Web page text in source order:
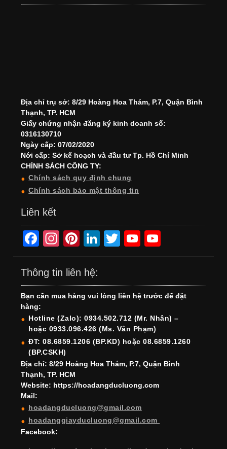
Địa chỉ trụ sở: 8/29 Hoàng Hoa Thám, P.7, Quận Bình
Thạnh, TP. HCM
Giấy chứng nhận đăng ký kinh doanh số:
0316130710
Ngày cấp: 07/02/2020
Nới cấp: Sở kế hoạch và đầu tư Tp. Hồ Chí Minh
CHÍNH SÁCH CÔNG TY:
Chính sách quy định chung
Chính sách bảo mật thông tin
Liên kết
F
a
c
e
b
o
o
k
In
st
a
gr
a
m
Pi
nt
er
e
st
Li
n
e
dI
n
T
wi
er
Y
o
T
u
b
e
o
T
u
b
e
h
Thông tin liên hệ:
Bạn cần mua hàng vui lòng liên hệ trước để đặt
hàng:
Hotline (Zalo): 0934.502.712 (Mr. Nhân) –
hoặc 0933.096.426 (Ms. Vân Phạm)
ĐT: 08.6859.1206 (BP.KD) hoặc 08.6859.1260
(BP.CSKH)
Địa chỉ: 8/29 Hoàng Hoa Thám, P.7, Quận Bình
Thạnh, TP. HCM
Website: https://hoadangducluong.com
Mail:
hoadangducluong@gmail.com
hoadanggiayducluong@gmail.com
Facebook: